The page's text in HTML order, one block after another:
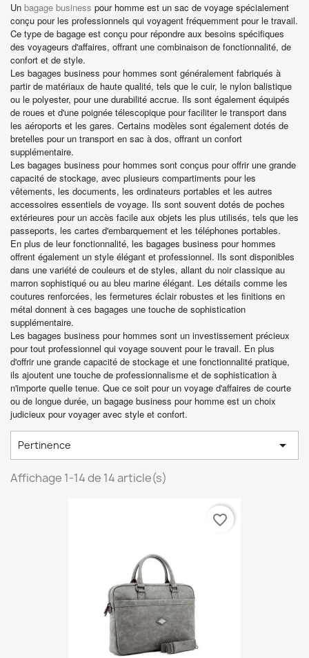
Un bagage business pour homme est un sac de voyage spécialement
conçu pour les professionnels qui voyagent fréquemment pour le travail.
Ce type de bagage est conçu pour répondre aux besoins spécifiques
des voyageurs d'affaires, offrant une combinaison de fonctionnalité, de
confort et de style.
Les bagages business pour hommes sont généralement fabriqués à
partir de matériaux de haute qualité, tels que le cuir, le nylon balistique
ou le polyester, pour une durabilité accrue. Ils sont également équipés
de roues et d'une poignée télescopique pour faciliter le transport dans
les aéroports et les gares. Certains modèles sont également dotés de
bretelles pour un transport en sac à dos, offrant un confort
supplémentaire.
Les bagages business pour hommes sont conçus pour offrir une grande
capacité de stockage, avec plusieurs compartiments pour les
vêtements, les documents, les ordinateurs portables et les autres
accessoires essentiels de voyage. Ils sont souvent dotés de poches
extérieures pour un accès facile aux objets les plus utilisés, tels que les
passeports, les cartes d'embarquement et les téléphones portables.
En plus de leur fonctionnalité, les bagages business pour hommes
offrent également un style élégant et professionnel. Ils sont disponibles
dans une variété de couleurs et de styles, allant du noir classique au
marron sophistiqué ou au bleu marine élégant. Les détails comme les
coutures renforcées, les fermetures éclair robustes et les finitions en
métal donnent à ces bagages une touche de sophistication
supplémentaire.
Les bagages business pour hommes sont un investissement précieux
pour tout professionnel qui voyage souvent pour le travail. En plus
d'offrir une grande capacité de stockage et une fonctionnalité pratique,
ils ajoutent une touche de professionnalisme et de sophistication à
n'importe quelle tenue. Que ce soit pour un voyage d'affaires de courte
ou de longue durée, un bagage business pour homme est un choix
judicieux pour voyager avec style et confort.
Pertinence 
Affichage 1-14 de 14 article(s)
favorite_border